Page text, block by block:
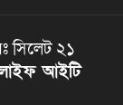
সিলেট ২১
আইটি